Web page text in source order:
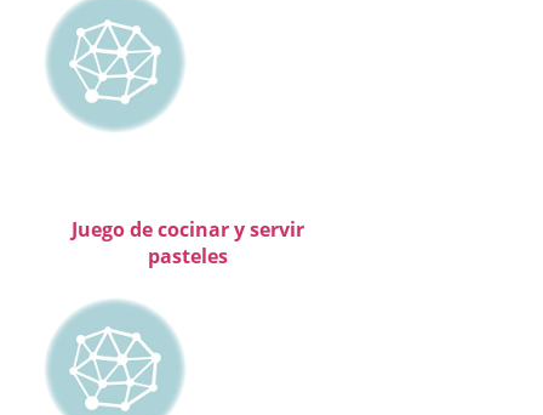
Juego de cocinar y servir
pasteles